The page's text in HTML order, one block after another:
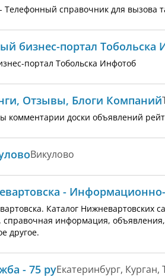
Телефонный справочник для вызова
бизнес-портал Тобольска
портал Тобольска Инфотоб
Отзывы, Блоги Компаний
комментарии доски объявлений
Викулово
-
Каталог Нижневартовских
справочная информация,
другое.
- 75 руЕкатеринбург,